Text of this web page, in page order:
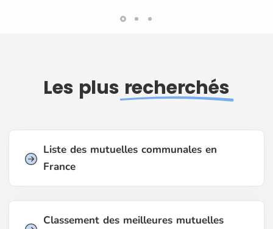
Les plus recherchés
Liste des mutuelles communales en
France
Classement des meilleures mutuelles